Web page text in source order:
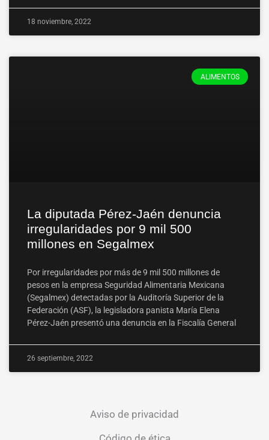
18 noviembre, 2022
ALIMENTOS
La diputada Pérez-Jaén denuncia
irregularidades por 9 mil 500
millones en Segalmex
Por irregularidades por más de 9 mil 500 millones de
pesos en la empresa Seguridad Alimentaria Mexicana
(Segalmex) detectadas por la Auditoría Superior de la
Federación (ASF), la legisladora panista María Elena
Pérez-Jaén presentó una denuncia en la Fiscalía General
26 septiembre, 2022
Aviso de privacidad